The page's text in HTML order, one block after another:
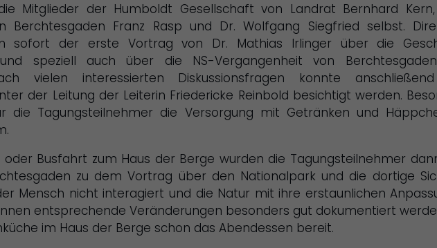
Mitglieder der Humboldt Gesellschaft von Landrat Bernhard
Berchtesgaden Franz Rasp und Dr. Wolfgang Siegfried selbst.
sofort der erste Vortrag von Dr. Mathias Irlinger über die
und speziell auch über die NS-Vergangenheit von
vielen interessierten Diskussionsfragen konnte
der Leitung der Leiterin Friedericke Reinbold besichtigt werden.
die Tagungsteilnehmer die Versorgung mit Getränken und
oder Busfahrt zum Haus der Berge wurden die Tagungsteilnehmer
zu dem Vortrag über den Nationalpark und die dortige
Mensch nicht interagiert und die Natur mit ihre erstaunlichen
entsprechende Veränderungen besonders gut dokumentiert
im Haus der Berge schon das Abendessen bereit.